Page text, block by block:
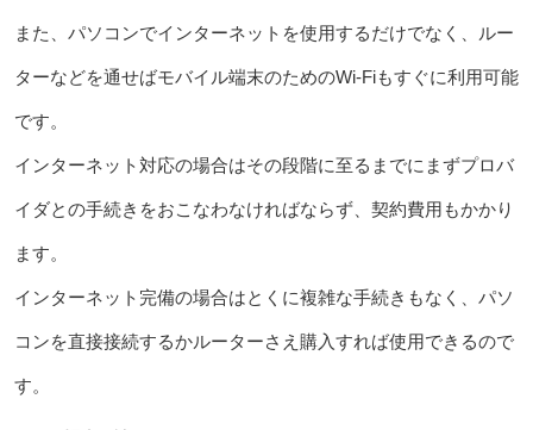
また、パソコンでインターネットを使用するだけでなく、ルー
ターなどを通せばモバイル端末のためのWi-Fiもすぐに利用可能
です。
インターネット対応の場合はその段階に至るまでにまずプロバ
イダとの手続きをおこなわなければならず、契約費用もかかり
ます。
インターネット完備の場合はとくに複雑な手続きもなく、パソ
コンを直接接続するかルーターさえ購入すれば使用できるので
す。